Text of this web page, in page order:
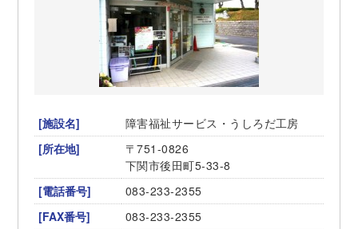
[施設名]
障害福祉サービス・うしろだ工房
[所在地]
〒751-0826
下関市後田町5-33-8
[電話番号]
083-233-2355
[FAX番号]
083-233-2355